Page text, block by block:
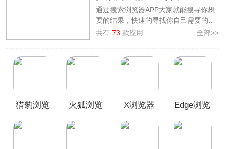
通过搜索浏览器APP大家就能搜寻你想
要的结果，快速的寻找你自己需要的答
案与资源，方便快捷。本站整理制作了
览器
等专业好用的手机浏览器搜索软
共有73 款应用 全部>>
猎豹浏览
火狐浏览
X浏览器
Edge浏览